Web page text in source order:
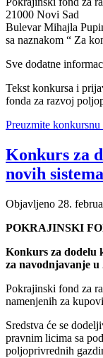
21000 Novi Sad
Bulevar Mihajla
sa naznakom “ Za
Sve dodatne
Tekst konkursa i
fonda za razvoj
Preuzmite
Konkurs za
novih
Objavljeno 28.
POKRAJINSKI
Konkurs za dodelu
za navodnjavanje u
Pokrajinski fond za
namenjenih za
Sredstva će se
pravnim licima sa
poljoprivrednih